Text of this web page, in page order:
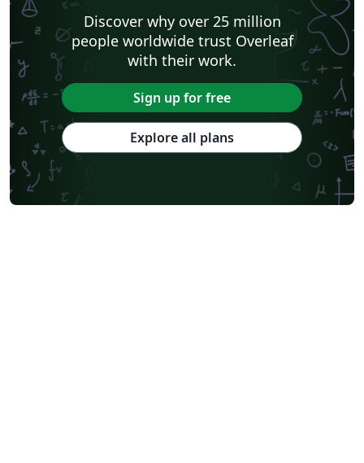
Discover why over 25 million
people worldwide trust Overleaf
with their work.
Sign up for free
Explore all plans